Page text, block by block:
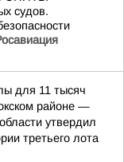
судов.
для 11 тысяч
районе —
утвердил
третьего лота